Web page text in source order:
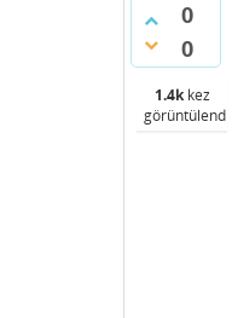
0
0
1.4kkez
görüntülendi